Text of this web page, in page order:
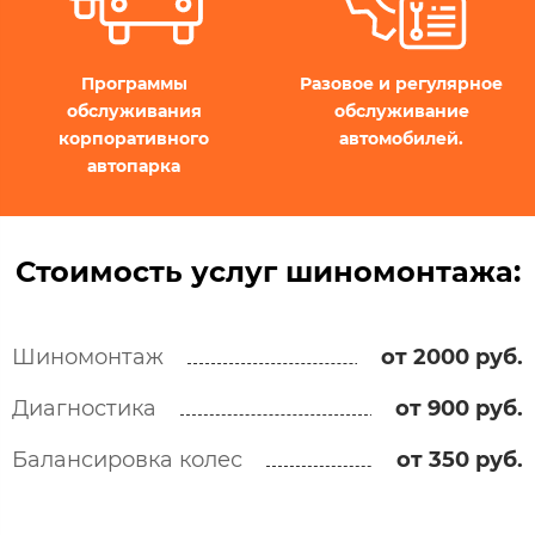
Программы
обслуживания
корпоративного
автопарка
Разовое и регулярное
обслуживание
автомобилей.
Стоимость услуг шиномонтажа:
Шиномонтаж
от 2000 руб.
Диагностика
от 900 руб.
Балансировка колес
от 350 руб.